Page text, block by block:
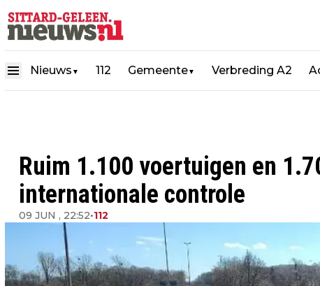
Nieuws ▼ 112 Gemeente▼ Verbreding A2
Ruim 1.100 voertuigen en
internationale controle
09 JUN , 22:52•112